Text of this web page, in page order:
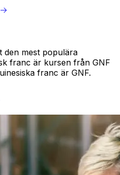
den mest populära
franc är kursen från GNF
franc är GNF.